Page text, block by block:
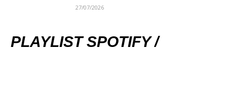
27/07/2026
PLAYLIST SPOTIFY /